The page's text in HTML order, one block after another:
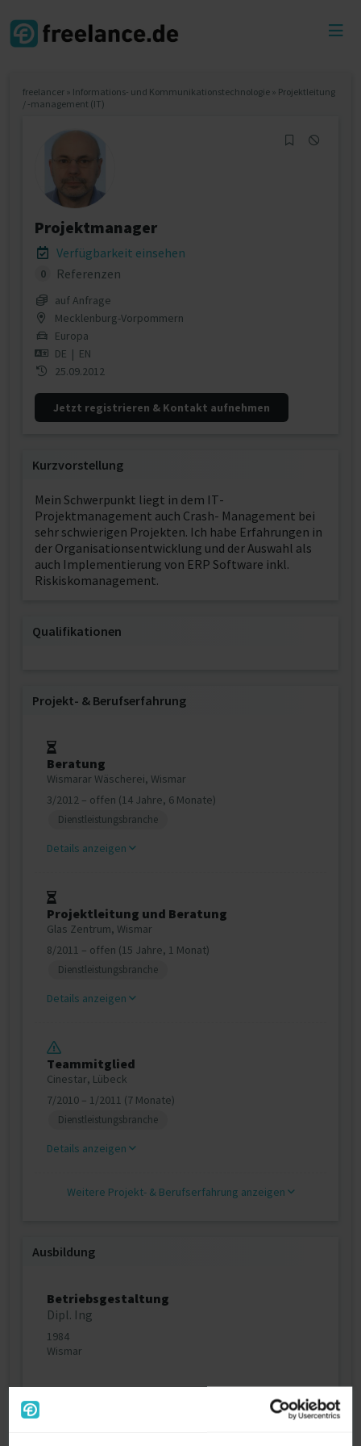
freelancer » Informations- und Kommunikationstechnologie » Projektleitung
/ -management (IT)
Projektmanager
Verfügbarkeit einsehen
0 Referenzen
auf Anfrage
Mecklenburg-Vorpommern
Europa
DE | EN
25.09.2012
Jetzt registrieren & Kontakt aufnehmen
Kurzvorstellung
Mein Schwerpunkt liegt in dem IT-
Projektmanagement auch Crash- Management bei
sehr schwierigen Projekten. Ich habe Erfahrungen in
der Organisationsentwicklung und der Auswahl als
auch Implementierung von ERP Software inkl.
Riskiskomanagement.
Qualifikationen
Projekt‐ & Berufserfahrung
Beratung
Wismarar Wäscherei, Wismar
3/2012 – offen (14 Jahre, 6 Monate)
Dienstleistungsbranche
Details anzeigen
Projektleitung und Beratung
Glas Zentrum, Wismar
8/2011 – offen (15 Jahre, 1 Monat)
Dienstleistungsbranche
Details anzeigen
Teammitglied
Cinestar, Lübeck
7/2010 – 1/2011 (7 Monate)
Dienstleistungsbranche
Details anzeigen
Weitere Projekt‐ & Berufserfahrung anzeigen
Ausbildung
Betriebsgestaltung
Dipl. Ing
1984
Wismar
Über mich